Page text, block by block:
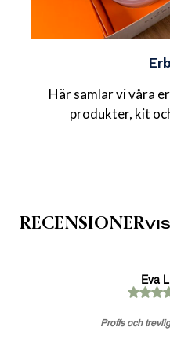
Här samlar vi våra
produkter, kit
RECENSIONER
Eva
Proffs och